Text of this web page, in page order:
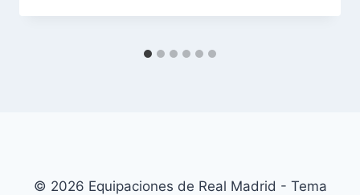
© 2026 Equipaciones de Real Madrid - Tema